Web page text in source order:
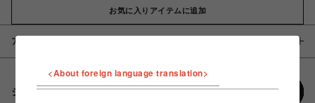
お気に入りアイテムに追加
アイテム説明 / 素材
シェアする
<About foreign language translation>